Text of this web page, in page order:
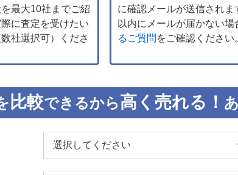
最大10社までご紹
に査定を受けたい
社選択可）くださ
に確認メールが送信されま
以内にメールが届かない場
るご質問 をご確認ください
比較できるから高く売れる！